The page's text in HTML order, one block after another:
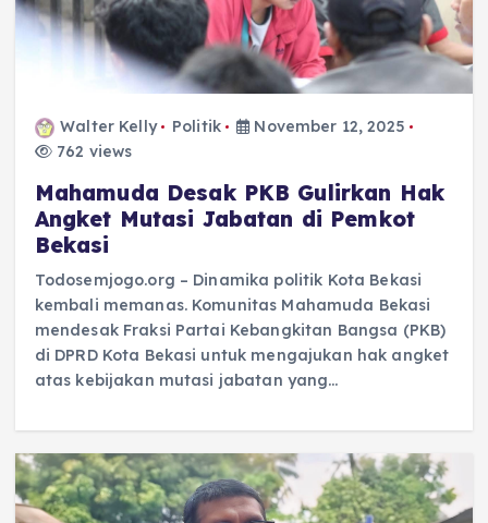
Walter Kelly Politik
November 12, 2025
762 views
Mahamuda Desak PKB Gulirkan Hak
Angket Mutasi Jabatan di Pemkot
Bekasi
Todosemjogo.org – Dinamika politik Kota Bekasi
kembali memanas. Komunitas Mahamuda Bekasi
mendesak Fraksi Partai Kebangkitan Bangsa (PKB)
di DPRD Kota Bekasi untuk mengajukan hak angket
atas kebijakan mutasi jabatan yang…